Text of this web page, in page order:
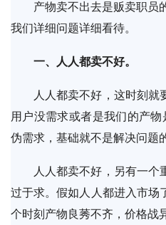
产物卖不出去是贩卖职员
我们详细问题详细看待。
一、人人都卖不好。
人人都卖不好，这时刻就
用户没需求或者是我们的产
伪需求，基础就不是解决问题
人人都卖不好，另有一个
过于求。假如人人都进入市场
个时刻产物良莠不齐，价格战